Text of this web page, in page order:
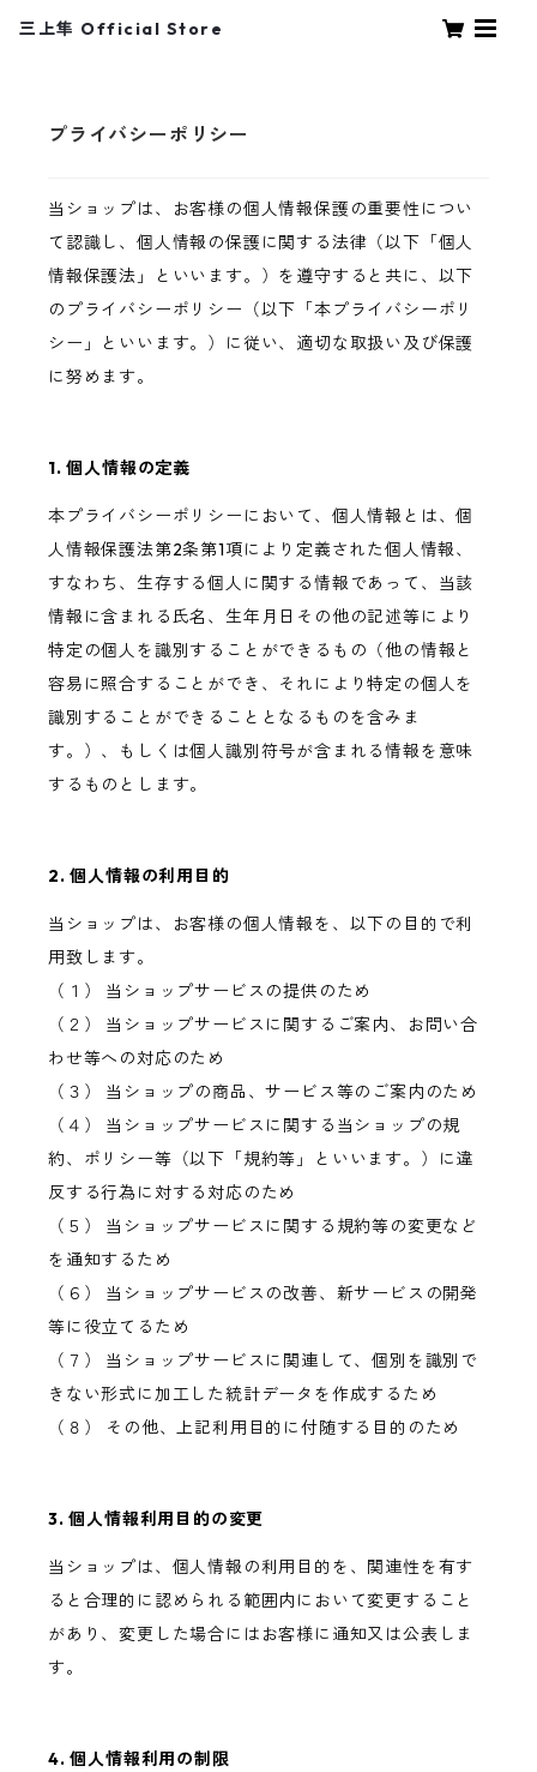
三上隼 Official Store
プライバシーポリシー
当ショップは、お客様の個人情報保護の重要性につい
て認識し、個人情報の保護に関する法律（以下「個人
情報保護法」といいます。）を遵守すると共に、以下
のプライバシーポリシー（以下「本プライバシーポリ
シー」といいます。）に従い、適切な取扱い及び保護
に努めます。
1. 個人情報の定義
本プライバシーポリシーにおいて、個人情報とは、個
人情報保護法第2条第1項により定義された個人情報、
すなわち、生存する個人に関する情報であって、当該
情報に含まれる氏名、生年月日その他の記述等により
特定の個人を識別することができるもの（他の情報と
容易に照合することができ、それにより特定の個人を
識別することができることとなるものを含みま
す。）、もしくは個人識別符号が含まれる情報を意味
するものとします。
2. 個人情報の利用目的
当ショップは、お客様の個人情報を、以下の目的で利
用致します。
（１） 当ショップサービスの提供のため
（２） 当ショップサービスに関するご案内、お問い合
わせ等への対応のため
（３） 当ショップの商品、サービス等のご案内のため
（４） 当ショップサービスに関する当ショップの規
約、ポリシー等（以下「規約等」といいます。）に違
反する行為に対する対応のため
（５） 当ショップサービスに関する規約等の変更など
を通知するため
（６） 当ショップサービスの改善、新サービスの開発
等に役立てるため
（７） 当ショップサービスに関連して、個別を識別で
きない形式に加工した統計データを作成するため
（８） その他、上記利用目的に付随する目的のため
3. 個人情報利用目的の変更
当ショップは、個人情報の利用目的を、関連性を有す
ると合理的に認められる範囲内において変更すること
があり、変更した場合にはお客様に通知又は公表しま
す。
4. 個人情報利用の制限